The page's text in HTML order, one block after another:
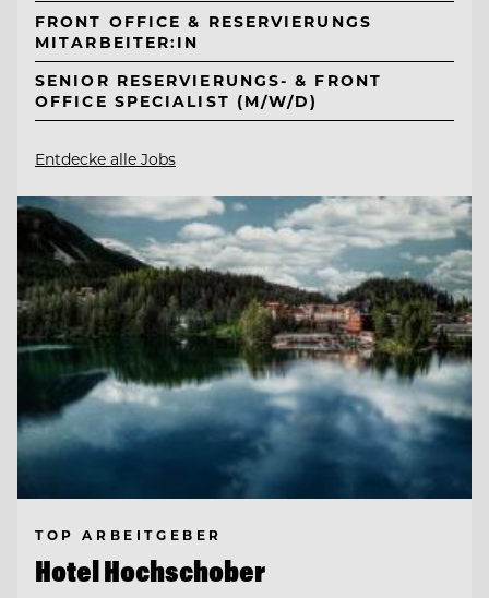
FRONT OFFICE & RESERVIERUNGS
MITARBEITER:IN
SENIOR RESERVIERUNGS- & FRONT
OFFICE SPECIALIST (M/W/D)
Entdecke alle Jobs
TOP ARBEITGEBER
Hotel Hochschober